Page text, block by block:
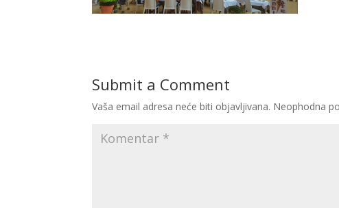
Submit a Comment
Vaša email adresa neće biti objavljivana. Neophodna